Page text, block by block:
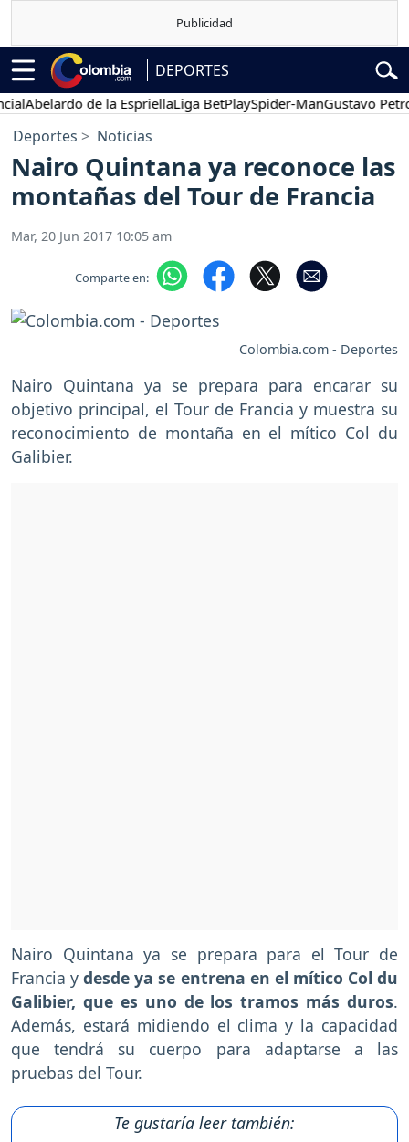
DEPORTES
de la EspriellaLiga BetPlaySpider-ManGustavo Petro
Deportes Noticias
Nairo Quintana ya reconoce las
montañas del Tour de Francia
Mar, 20 Jun 2017 10:05 am
Comparte en:
Colombia.com - Deportes
Nairo Quintana ya se prepara para encarar su
objetivo principal, el Tour de Francia y muestra su
reconocimiento de montaña en el mítico Col du
Galibier.
Nairo Quintana ya se prepara para el Tour de
Francia ydesde ya se entrena en el mítico Col du
Galibier, que es uno de los tramos más duros.
Además, estará midiendo el clima y la capacidad
que tendrá su cuerpo para adaptarse a las
pruebas del Tour.
Te gustaría leer también: